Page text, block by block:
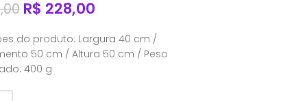
R$ 228,00
do produto: Largura 40 cm /
50 cm / Altura 50 cm / Peso
400 g